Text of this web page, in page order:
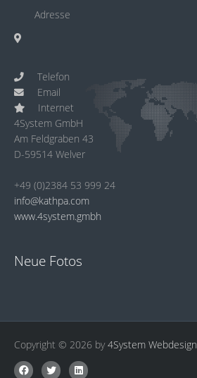
Adresse
Telefon
Email
Internet
4System GmbH
Am Feldgraben 43
D-59514 Welver
+49 (0)2384 53 999 24
info@kathpa.com
www.4system.gmbh
Neue Fotos
Copyright © 2026 by4System Webdesign